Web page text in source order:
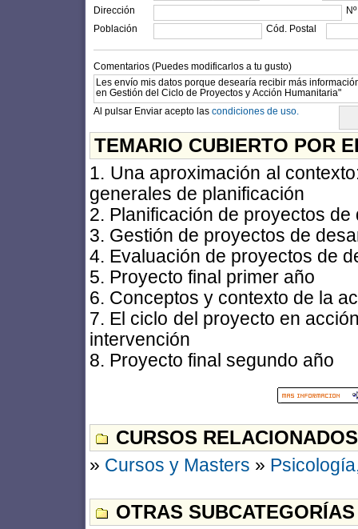
Dirección
Nº
Población
Cód. Postal
Comentarios (Puedes modificarlos a tu gusto)
Al pulsar Enviar acepto las condiciones de uso.
TEMARIO CUBIERTO POR
1. Una aproximación al
generales de planificación
2. Planificación de proyectos de
3. Gestión de proyectos de
4. Evaluación de proyectos de
5. Proyecto final primer año
6. Conceptos y contexto de la
7. El ciclo del proyecto en
intervención
8. Proyecto final segundo año
CURSOS
» Cursos y Masters »
OTRAS